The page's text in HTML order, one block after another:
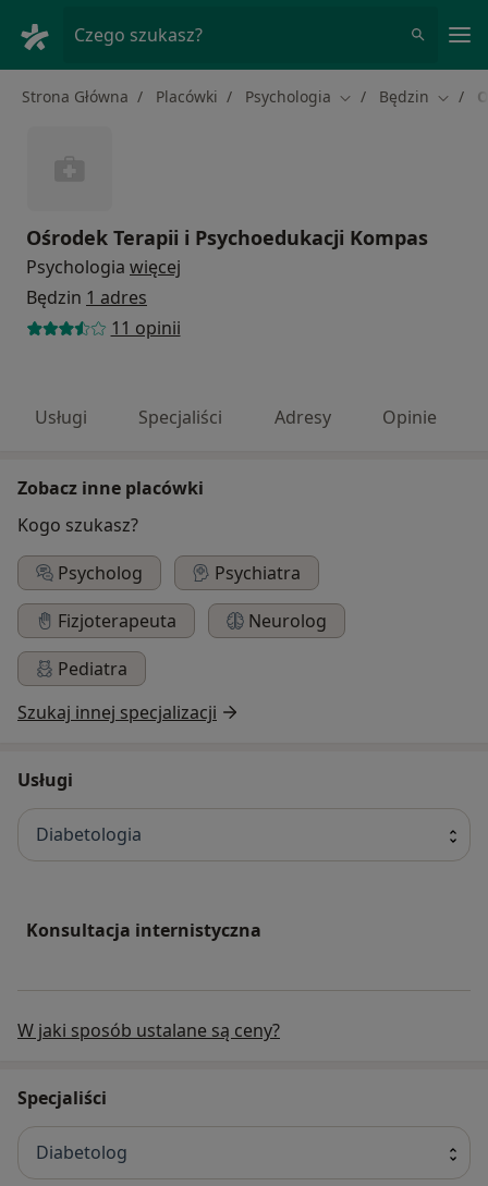
Czego szukasz?
Strona Główna Placówki Psychologia Zmień miasto
Będzin Zmień
Ośrodek Terapii i Psychoedukacji Kompas
Psychologia więcej
Będzin 1 adres
11 opinii
Usługi Specjaliści Adresy Opinie
Zobacz inne placówki
Kogo szukasz?
Psycholog
Psychiatra
Fizjoterapeuta
Neurolog
Pediatra
Szukaj innej specjalizacji
Usługi
Diabetologia
Konsultacja internistyczna
W jaki sposób ustalane są ceny?
Specjaliści
Diabetolog